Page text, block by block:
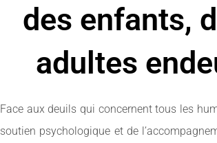
des enfants,
adultes
Face aux deuils qui concernent tous les
soutien psychologique et de